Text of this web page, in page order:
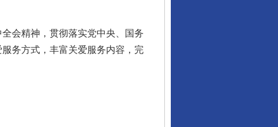
会精神，贯彻落实党中央、国务
务方式，丰富关爱服务内容，完